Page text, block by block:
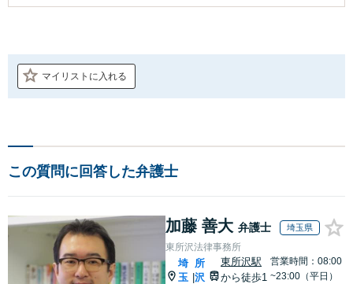
マイリストに入れる
この質問に回答した弁護士
加藤 善大 弁護士 埼玉県
東所沢法律事務所
埼
玉
所
沢
東所沢駅
から徒歩1
営業時間：08:00
~23:00（平日）